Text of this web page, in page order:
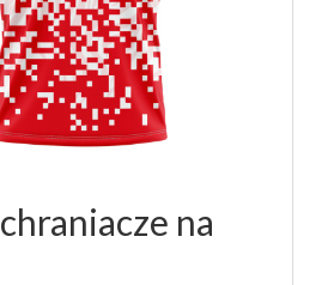
na